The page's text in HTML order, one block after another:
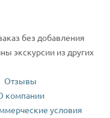
без добавления
экскурсии из других
Отзывы
компании
условия